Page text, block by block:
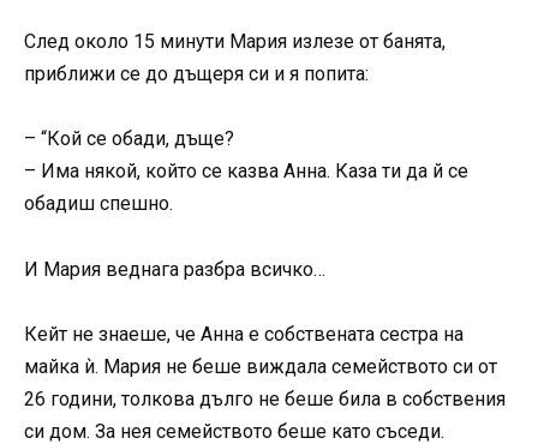
След около 15 минути Мария излезе от банята,
приближи се до дъщеря си и я попита:
– “Кой се обади, дъще?
– Има някой, който се казва Анна. Каза ти да й се
обадиш спешно.
И Мария веднага разбра всичко…
Кейт не знаеше, че Анна е собствената сестра на
майка ѝ. Мария не беше виждала семейството си от
26 години, толкова дълго не беше била в собствения
си дом. За нея семейството беше като съседи.